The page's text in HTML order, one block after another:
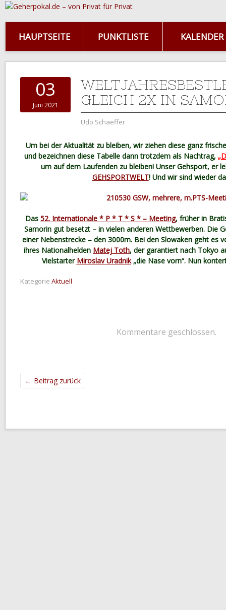
HAUPTSEITE PUNKTLISTE KALENDER
03
Juni 2021
GLEICH 2X IN
Udo Schaeffer
Um bei der Aktualität zu bleiben, wir ziehen diese ganz
und bezeichnen diese Tabelle dann trotzdem als Nachtrag,
um auf dem Laufenden zu bleiben! Unser Gehsport, er
GEHSPORTWELT! Und wir sind wieder
Das 52. Internationale * P * T * S * – Meeting, früher in
Samorin gut besetzt – in vielen anderen Wettbewerben. Die
einer Nebenstrecke – den 3000m. Bei den Slowaken geht es
ihres Nationalhelden Matej Toth, der garantiert nach Tokyo
Vielstarter Miroslav Uradnik„die Nase vorn“. Nun
Kategorie Aktuell
Kommentare geschlossen.
← Beitrag zurück